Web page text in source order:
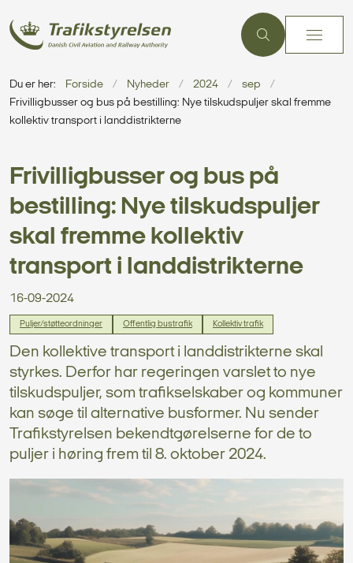
Du er her: Forside Nyheder 2024
sep
Frivilligbusser og bus på bestilling: Nye tilskudspuljer skal fremme
kollektiv transport i landdistrikterne
Frivilligbusser og bus på
bestilling: Nye tilskudspuljer
skal fremme kollektiv
transport i landdistrikterne
16-09-2024
Puljer/støtteordninger Offentlig bustrafik Kollektiv trafik
Den kollektive transport i landdistrikterne skal
styrkes. Derfor har regeringen varslet to nye
tilskudspuljer, som trafikselskaber og kommuner
kan søge til alternative busformer. Nu sender
Trafikstyrelsen bekendtgørelserne for de to
puljer i høring frem til 8. oktober 2024.